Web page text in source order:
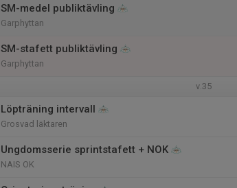
SM-medel publiktävling
Garphyttan
SM-stafett publiktävling
Garphyttan
v.35
Löpträning intervall
Grosvad läktaren
Ungdomsserie sprintstafett + NOK
NAIS OK